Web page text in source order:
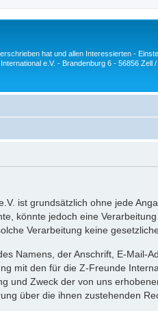
hat und allen Interessierten -
e.V. - Brandenburg 6 - 56856 Zell /
ist grundsätzlich ohne jede
könnte jedoch eine
Verarbeitung keine
Namens, der Anschrift, E-
mit den für die Z-Freunde
und Zweck der von uns
über die ihnen zustehenden